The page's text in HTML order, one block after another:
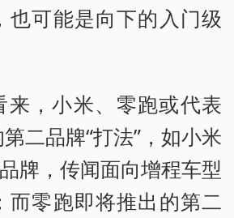
也可能是向下的入门级
来，小米、零跑或代表
二品牌“打法”，如小米
牌，传闻面向增程车型
而零跑即将推出的第二